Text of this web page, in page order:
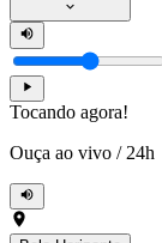
Tocando agora!
Ouça ao vivo / 24h